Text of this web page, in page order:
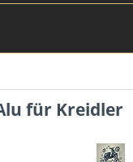
für Kreidler